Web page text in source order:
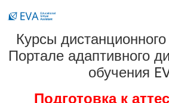
Курсы
Портале адаптивного
обучения
Подготовка к